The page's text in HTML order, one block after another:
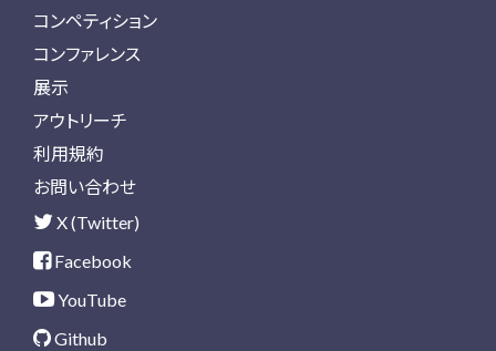
コンペティション
コンファレンス
展示
アウトリーチ
利用規約
お問い合わせ
X (Twitter)
Facebook
YouTube
Github